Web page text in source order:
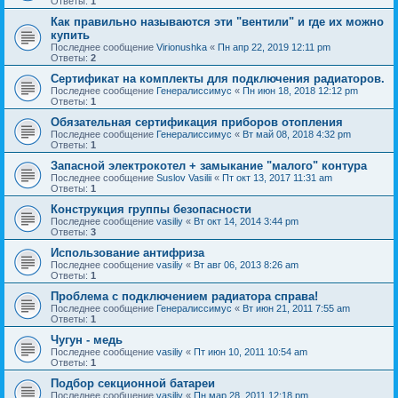
Как правильно называются эти "вентили" и где их можно
купить
Последнее сообщение Virionushka « Пн апр 22, 2019 12:11 pm
Ответы: 2
Сертификат на комплекты для подключения радиаторов.
Последнее сообщение Генералиссимус « Пн июн 18, 2018 12:12 pm
Ответы: 1
Обязательная сертификация приборов отопления
Последнее сообщение Генералиссимус « Вт май 08, 2018 4:32 pm
Ответы: 1
Запасной электрокотел + замыкание "малого" контура
Последнее сообщение Suslov Vasilii « Пт окт 13, 2017 11:31 am
Ответы: 1
Конструкция группы безопасности
Последнее сообщение vasiliy « Вт окт 14, 2014 3:44 pm
Ответы: 3
Использование антифриза
Последнее сообщение vasiliy « Вт авг 06, 2013 8:26 am
Ответы: 1
Проблема с подключением радиатора справа!
Последнее сообщение Генералиссимус « Вт июн 21, 2011 7:55 am
Ответы: 1
Чугун - медь
Последнее сообщение vasiliy « Пт июн 10, 2011 10:54 am
Ответы: 1
Подбор секционной батареи
Последнее сообщение vasiliy « Пн мар 28, 2011 12:18 pm